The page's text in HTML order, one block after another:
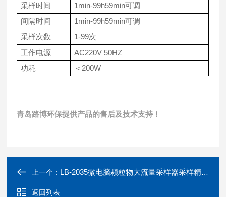
采样时间
1min-99h59min可调
间隔时间
1min-99h59min可调
采样次数
1-99次
工作电源
AC220V 50HZ
功耗
＜200W
青岛路博环保提供产品的售后及技术支持！
上一个： LB-2035微电脑颗粒物大流量采样器采样精度高
返回列表